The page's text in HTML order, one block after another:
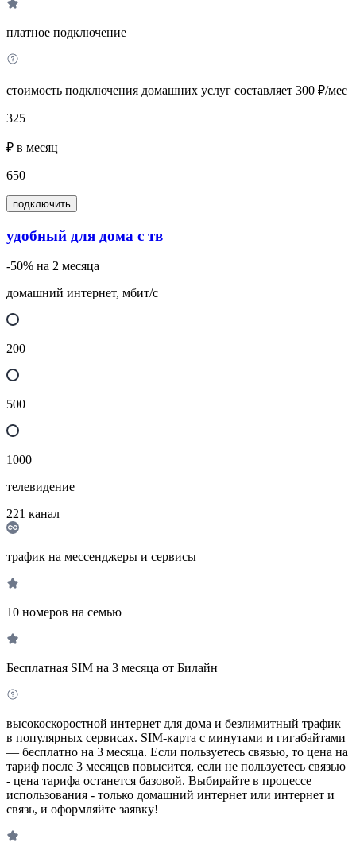
платное подключение
стоимость подключения домашних услуг составляет 300 ₽/мес
325
₽ в месяц
650
подключить
удобный для дома с тв
-50% на 2 месяца
домашний интернет, мбит/с
200
500
1000
телевидение
221 канал
трафик на мессенджеры и сервисы
10 номеров на семью
Бесплатная SIM на 3 месяца от Билайн
высокоскоростной интернет для дома и безлимитный трафик
в популярных сервисах. SIM-карта с минутами и гигабайтами
— бесплатно на 3 месяца. Если пользуетесь связью, то цена на
тариф после 3 месяцев повысится, если не пользуетесь связью
- цена тарифа останется базовой. Выбирайте в процессе
использования - только домашний интернет или интернет и
связь, и оформляйте заявку!